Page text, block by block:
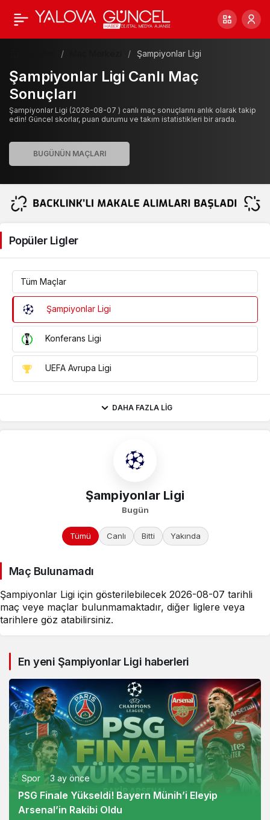
Şampiyonlar Ligi
Şampiyonlar Ligi Canlı Maç
Sonuçları
Şampiyonlar Ligi (2026-08-07 ) canlı maç sonuçlarını anlık olarak takip
edin! Güncel skorlar, puan durumu ve takım istatistikleri bir arada.
Popüler Ligler
Tüm Maçlar
Şampiyonlar Ligi
Konferans Ligi
UEFA Avrupa Ligi
DAHA FAZLA LIG
Şampiyonlar Ligi
Bugün
Tümü Canlı Bitti Yakında
Maç Bulunamadı
Şampiyonlar Ligi için gösterilebilecek 2026-08-07 tarihli
maç veye maçlar bulunmamaktadır, diğer liglere veya
tarihlere göz atabilirsiniz.
En yeni Şampiyonlar Ligi haberleri
Spor 3 ay önce
PSG Finale Yükseldi! Bayern Münih’i Eleyip
Arsenal’in Rakibi Oldu